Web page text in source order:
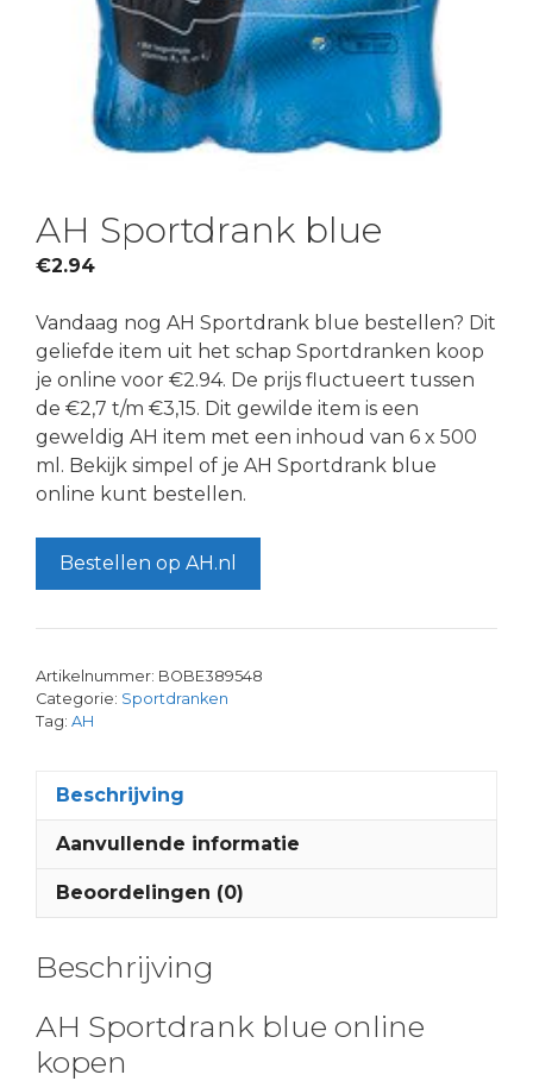
AH Sportdrank blue
€2.94
Vandaag nog AH Sportdrank blue bestellen? Dit
geliefde item uit het schap Sportdranken koop
je online voor €2.94. De prijs fluctueert tussen
de €2,7 t/m €3,15. Dit gewilde item is een
geweldig AH item met een inhoud van 6 x 500
ml. Bekijk simpel of je AH Sportdrank blue
online kunt bestellen.
Bestellen op AH.nl
Artikelnummer: BOBE389548
Categorie: Sportdranken
Tag: AH
Beschrijving
Aanvullende informatie
Beoordelingen (0)
Beschrijving
AH Sportdrank blue online
kopen